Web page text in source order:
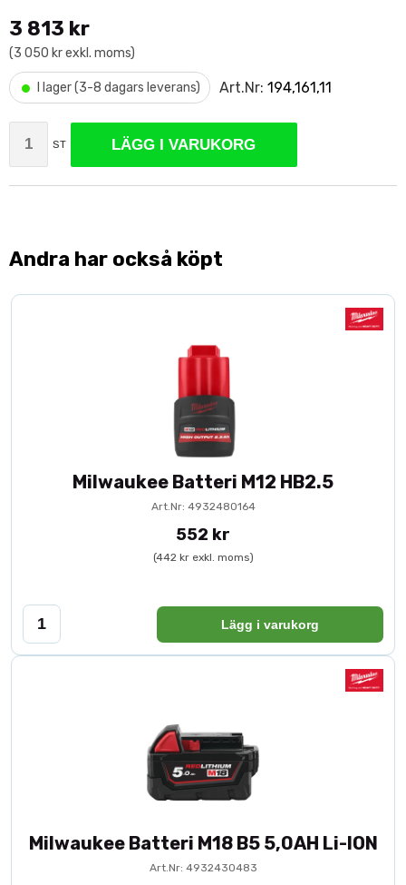
3 813 kr
(3 050 kr exkl. moms)
• I lager (3-8 dagars leverans) Art.Nr: 194,161,11
ST LÄGG I VARUKORG
Andra har också köpt
Milwaukee Batteri M12 HB2.5
Art.Nr: 4932480164
552 kr
(442 kr exkl. moms)
Lägg i varukorg
Milwaukee Batteri M18 B5 5,0AH Li-ION
Art.Nr: 4932430483